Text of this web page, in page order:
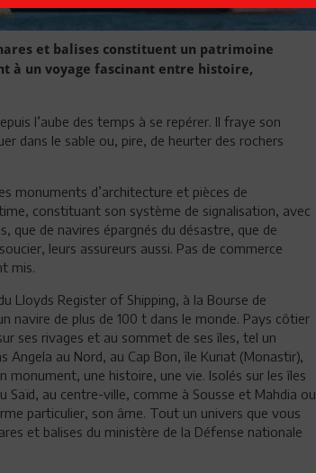
et balises constituent un patrimoine
à un voyage fascinant entre histoire,
l’aube des temps à se repérer. Il fraye son
dans le sable ou, pire, de heurter des rochers
monuments d’architecture et pièces de
constituant son système de signalisation, avec
que de navires épargnés du désastre, que de
leurs assureurs aussi. Pas de commerce
mis.
Lloyds Register of Shipping, à la Bourse de
navire de plus de 100 t dans le monde. Pays côtier
ses rivages et au sommet de ses îles, tel un
Angela au Nord, au Cap Bon, île Kuriat (Monastir),
monument, une histoire, une vie. Isolés sur les îles
Saïd, au centre-ville, comme à Sousse et Mahdia ou
particulier, son âme. Tout un univers que vous
et balises du ministère de la Défense nationale